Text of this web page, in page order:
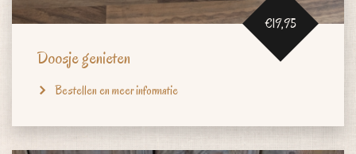
€19,95
Doosje genieten
Bestellen en meer informatie